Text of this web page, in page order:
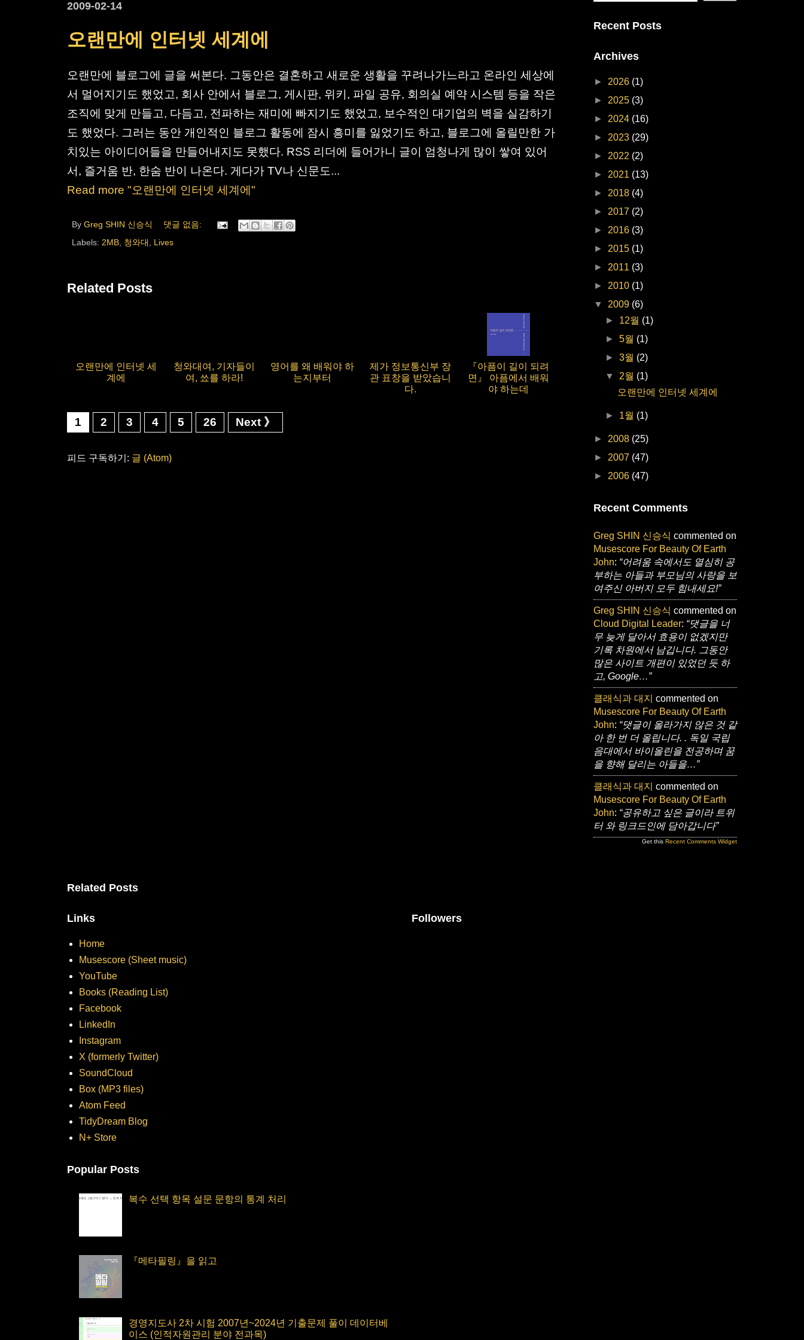
2009-02-14
오랜만에 인터넷 세계에
오랜만에 블로그에 글을 써본다. 그동안은 결혼하고 새로운 생활을 꾸려나가느라고 온라인 세상에
서 멀어지기도 했었고, 회사 안에서 블로그, 게시판, 위키, 파일 공유, 회의실 예약 시스템 등을 작은
조직에 맞게 만들고, 다듬고, 전파하는 재미에 빠지기도 했었고, 보수적인 대기업의 벽을 실감하기
도 했었다. 그러는 동안 개인적인 블로그 활동에 잠시 흥미를 잃었기도 하고, 블로그에 올릴만한 가
치있는 아이디어들을 만들어내지도 못했다. RSS 리더에 들어가니 글이 엄청나게 많이 쌓여 있어
서, 즐거움 반, 한숨 반이 나온다. 게다가 TV나 신문도...
Read more "오랜만에 인터넷 세계에"
By Greg SHIN 신승식
댓글 없음:
Labels: 2MB 청와대 Lives
Related Posts
오랜만에 인터넷 세
계에
청와대여, 기자들이
여, 쑈를 하라!
영어를 왜 배워야 하
는지부터
제가 정보통신부 장
관 표창을 받았습니
다.
『아픔이 길이 되려
면』 아픔에서 배워
야 하는데
1 2 3 4 5 26 Next 》
피드 구독하기: 글 (Atom)
Recent Posts
Archives
► 2026 (1)
► 2025 (3)
► 2024 (16)
► 2023 (29)
► 2022 (2)
► 2021 (13)
► 2018 (4)
► 2017 (2)
► 2016 (3)
► 2015 (1)
► 2011 (3)
► 2010 (1)
▼ 2009 (6)
► 12월 (1)
►5월 (1)
►3월 (2)
▼ 2월 (1)
오랜만에 인터넷 세계에
► 1월 (1)
► 2008 (25)
► 2007 (47)
► 2006 (47)
Recent Comments
Greg SHIN 신승식 commented on
Musescore For Beauty Of Earth
John: “어려움 속에서도 열심히 공
부하는 아들과 부모님의 사랑을 보
여주신 아버지 모두 힘내세요!”
Greg SHIN 신승식 commented on
Cloud Digital Leader: “댓글을 너
무 늦게 달아서 효용이 없겠지만
기록 차원에서 남깁니다. 그동안
많은 사이트 개편이 있었던 듯 하
고, Google…”
클래식과 대지 commented on
Musescore For Beauty Of Earth
John: “댓글이 올라가지 않은 것 같
아 한 번 더 올립니다. . 독일 국립
음대에서 바이올린을 전공하며 꿈
을 향해 달리는 아들을…”
클래식과 대지 commented on
Musescore For Beauty Of Earth
John: “공유하고 싶은 글이라 트위
터 와 링크드인에 담아갑니다”
Get this Recent Comments Widget
Related Posts
Links
Home
Musescore (Sheet music)
YouTube
Books (Reading List)
Facebook
LinkedIn
Instagram
X (formerly Twitter)
SoundCloud
Box (MP3 files)
Atom Feed
TidyDream Blog
N+ Store
Popular Posts
복수 선택 항목 설문 문항의 통계 처리
『메타필링』을 읽고
경영지도사 2차 시험 2007년~2024년 기출문제 풀이 데이터베
이스 (인적자원관리 분야 전과목)
Followers